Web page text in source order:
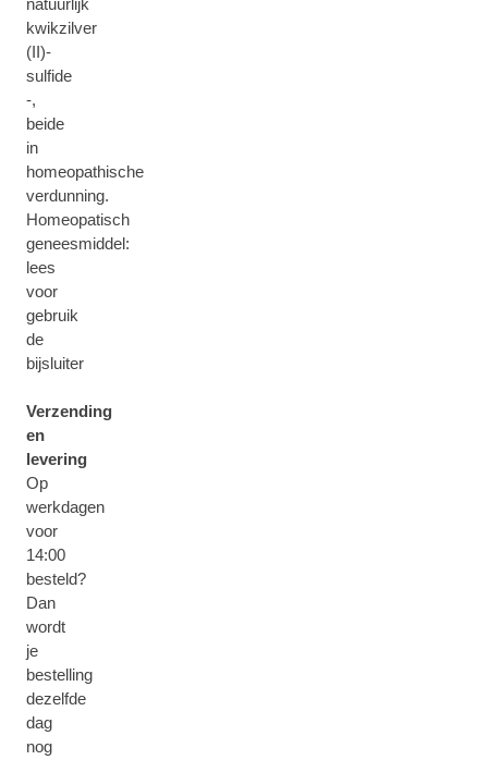
natuurlijk
kwikzilver
(II)-
sulfide
-,
beide
in
homeopathische
verdunning.
Homeopatisch
geneesmiddel:
lees
voor
gebruik
de
bijsluiter
Verzending
en
levering
Op
werkdagen
voor
14:00
besteld?
Dan
wordt
je
bestelling
dezelfde
dag
nog